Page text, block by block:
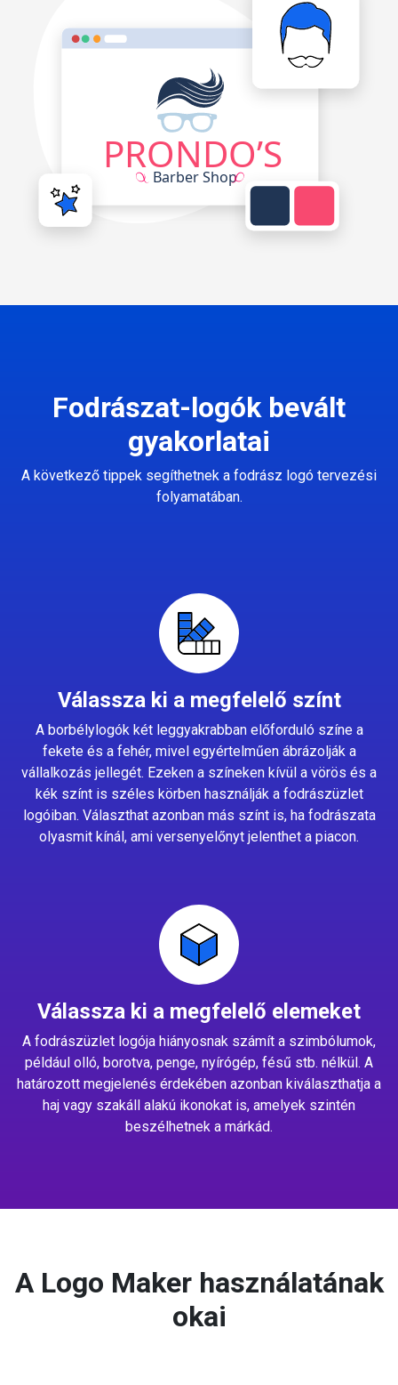
Fodrászat-logók bevált
gyakorlatai
A következő tippek segíthetnek a fodrász logó tervezési
folyamatában.
Válassza ki a megfelelő színt
A borbélylogók két leggyakrabban előforduló színe a
fekete és a fehér, mivel egyértelműen ábrázolják a
vállalkozás jellegét. Ezeken a színeken kívül a vörös és a
kék színt is széles körben használják a fodrászüzlet
logóiban. Választhat azonban más színt is, ha fodrászata
olyasmit kínál, ami versenyelőnyt jelenthet a piacon.
Válassza ki a megfelelő elemeket
A fodrászüzlet logója hiányosnak számít a szimbólumok,
például olló, borotva, penge, nyírógép, fésű stb. nélkül. A
határozott megjelenés érdekében azonban kiválaszthatja a
haj vagy szakáll alakú ikonokat is, amelyek szintén
beszélhetnek a márkád.
A Logo Maker használatának
okai